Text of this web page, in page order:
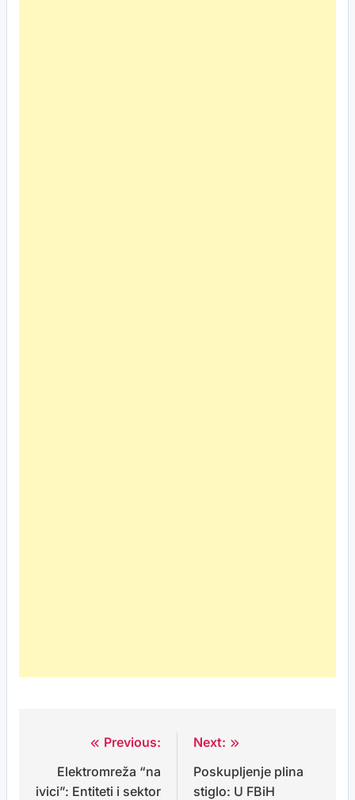
navigation
Previous:
Elektromreža “na
ivici”: Entiteti i sektor
Next:
Poskupljenje plina
stiglo: U FBiH